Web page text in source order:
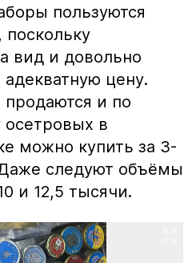
пользуются
вид и довольно
цену.
и по
осетровых в
можно купить за 3-
следуют объёмы
и 12,5 тысячи.